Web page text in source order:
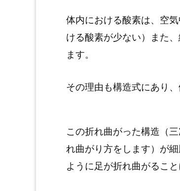
体内における酸素は、空
ける酸素が少ない）また
ます。
その理由も構造式にあり
この折れ曲がった構造（
れ曲がり方をします）が
ように足が折れ曲がること